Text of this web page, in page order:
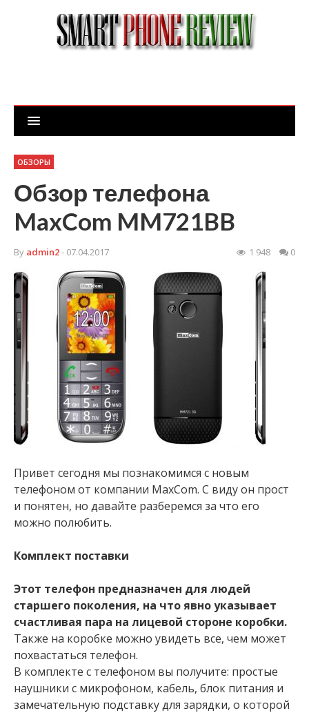
ОБЗОРЫ
Обзор телефона
MaxCom MM721BB
By admin2- 07.04.2017 1 948 0
Привет сегодня мы познакомимся с новым
телефоном от компании MaxCom. С виду он прост
и понятен, но давайте разберемся за что его
можно полюбить.
Комплект поставки
Этот телефон предназначен для людей
старшего поколения, на что явно указывает
счастливая пара на лицевой стороне коробки.
Также на коробке можно увидеть все, чем может
похвастаться телефон.
В комплекте с телефоном вы получите: простые
наушники с микрофоном, кабель, блок питания и
замечательную подставку для зарядки, о которой